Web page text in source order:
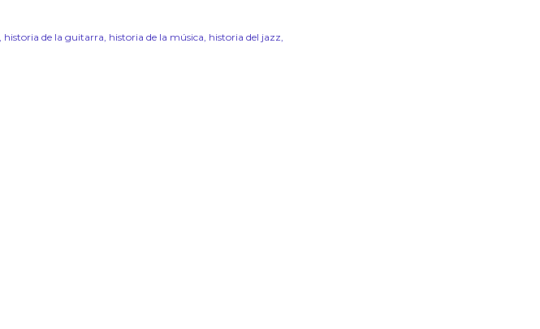
historia de la guitarra historia de la música historia del jazz